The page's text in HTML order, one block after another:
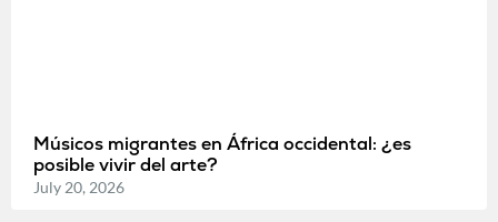
Músicos migrantes en África occidental: ¿es
posible vivir del arte?
July 20, 2026